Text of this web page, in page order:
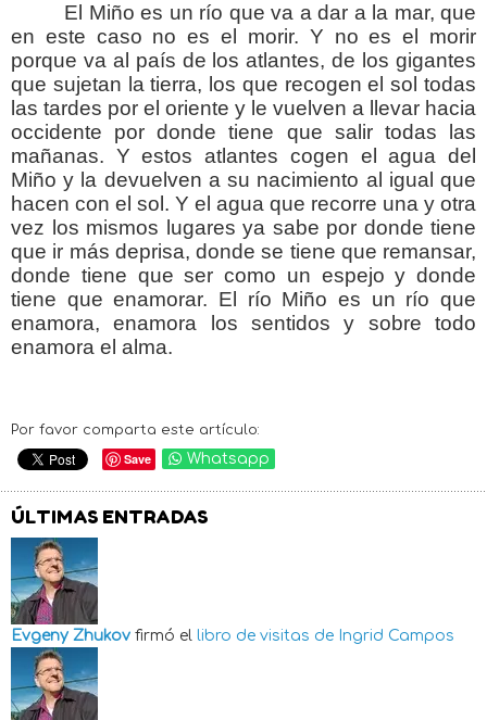
El Miño es un río que va a dar a la mar, que
en este caso no es el morir. Y no es el morir
porque va al país de los atlantes, de los gigantes
que sujetan la tierra, los que recogen el sol todas
las tardes por el oriente y le vuelven a llevar hacia
occidente por donde tiene que salir todas las
mañanas. Y estos atlantes cogen el agua del
Miño y la devuelven a su nacimiento al igual que
hacen con el sol. Y el agua que recorre una y otra
vez los mismos lugares ya sabe por donde tiene
que ir más deprisa, donde se tiene que remansar,
donde tiene que ser como un espejo y donde
tiene que enamorar. El río Miño es un río que
enamora, enamora los sentidos y sobre todo
enamora el alma.
Por favor comparta este artículo:
Save Whatsapp
ÚLTIMAS ENTRADAS
Evgeny Zhukov firmó el libro de visitas de Ingrid Campos